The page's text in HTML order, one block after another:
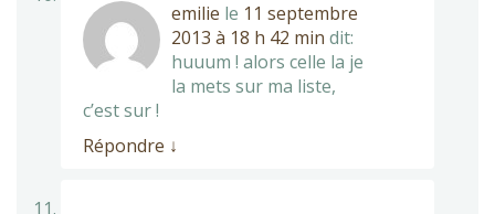
emilie le 11 septembre
2013 à 18 h 42 min dit:
huuum ! alors celle la je
la mets sur ma liste,
c’est sur !
Répondre ↓